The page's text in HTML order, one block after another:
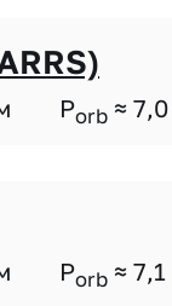
Porb ≈ 7,0
Porb ≈ 7,1